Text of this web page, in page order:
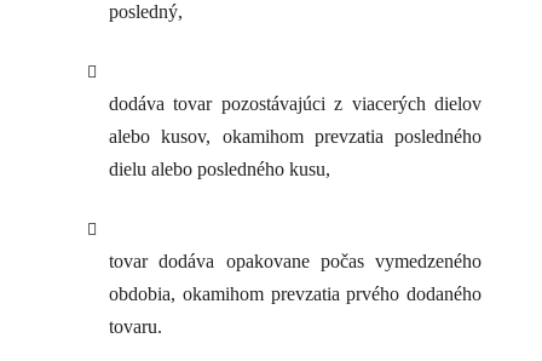
posledný,
dodáva tovar pozostávajúci z viacerých dielov
alebo kusov, okamihom prevzatia posledného
dielu alebo posledného kusu,
tovar dodáva opakovane počas vymedzeného
obdobia, okamihom prevzatia prvého dodaného
tovaru.